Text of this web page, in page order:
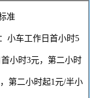
准
小车工作日首小时5
小时3元，第二小时
，第二小时起1元/半小